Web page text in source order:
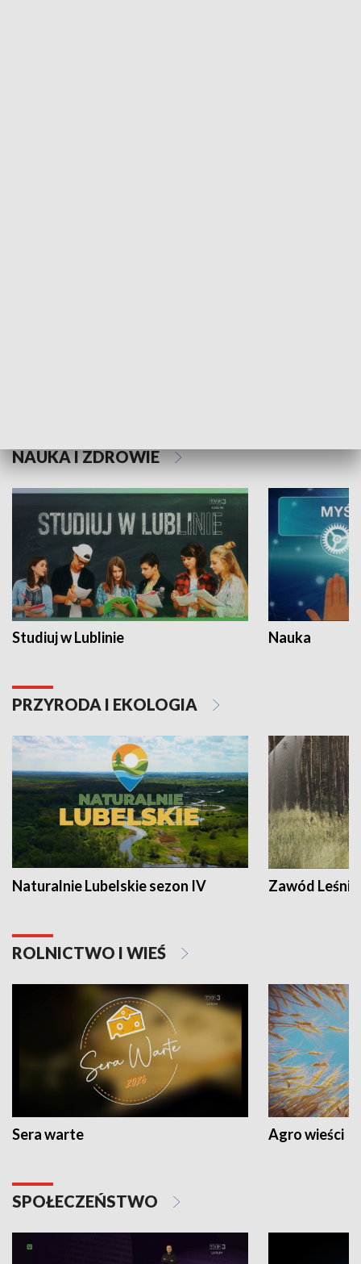
NAUKA I ZDROWIE
Studiuj w Lublinie Nauka
PRZYRODA I EKOLOGIA
Naturalnie Lubelskie sezon IV Zawód Leśnik
ROLNICTWO I WIEŚ
Sera warte Agro wieści
SPOŁECZEŃSTWO